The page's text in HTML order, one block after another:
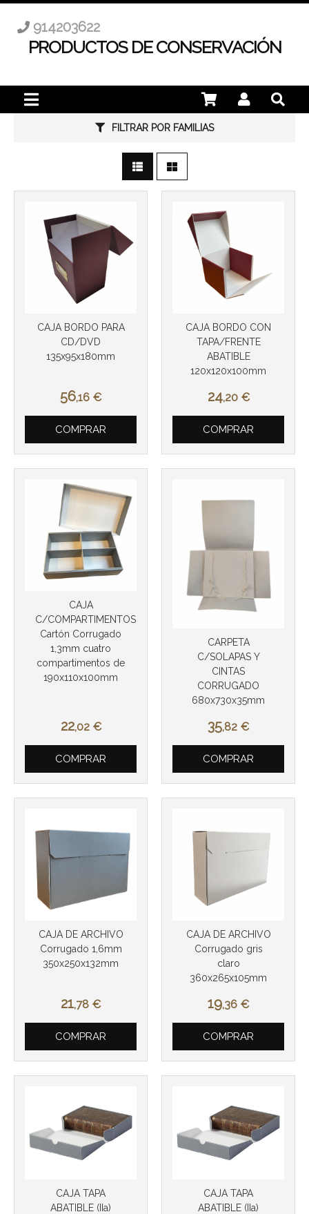
PRODUCTOS DE CONSERVACIÓN
914203622
FILTRAR POR FAMILIAS
CAJA BORDO PARA
CD/DVD
135x95x180mm
56,16 €
COMPRAR
CAJA BORDO CON
TAPA/FRENTE
ABATIBLE
120x120x100mm
24,20 €
COMPRAR
CAJA
C/COMPARTIMENTOS
Cartón Corrugado
1,3mm cuatro
compartimentos de
190x110x100mm
22,02 €
COMPRAR
CARPETA
C/SOLAPAS Y
CINTAS
CORRUGADO
680x730x35mm
35,82 €
COMPRAR
CAJA DE ARCHIVO
Corrugado 1,6mm
350x250x132mm
21,78 €
COMPRAR
CAJA DE ARCHIVO
Corrugado gris
claro
360x265x105mm
19,36 €
COMPRAR
Más info
CAJA TAPA
ABATIBLE (IIa)
Más info
CAJA TAPA
ABATIBLE (IIa)
Más info
Más info Más info